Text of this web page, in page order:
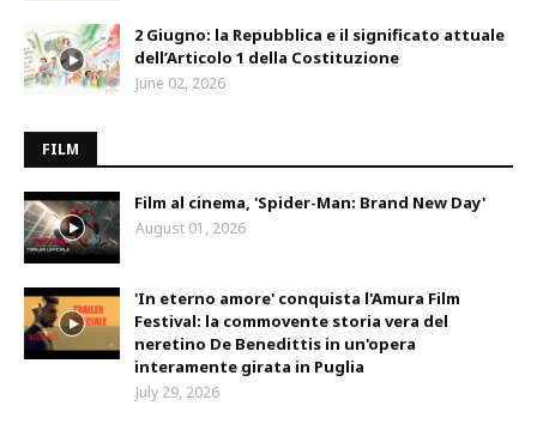
2 Giugno: la Repubblica e il significato attuale
dell’Articolo 1 della Costituzione
June 02, 2026
FILM
Film al cinema, 'Spider-Man: Brand New Day'
August 01, 2026
'In eterno amore' conquista l'Amura Film
Festival: la commovente storia vera del
neretino De Benedittis in un'opera
interamente girata in Puglia
July 29, 2026